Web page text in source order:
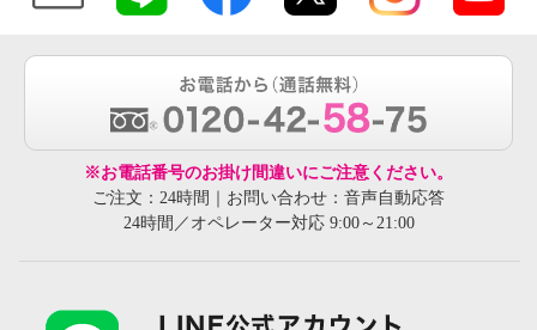
※お電話番号のお掛け間違いにご注意ください。
ご注文：24時間｜お問い合わせ：音声自動応答
24時間／オペレーター対応 9:00～21:00